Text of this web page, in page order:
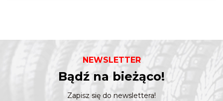
NEWSLETTER
Bądź na bieżąco!
Zapisz się do newslettera!